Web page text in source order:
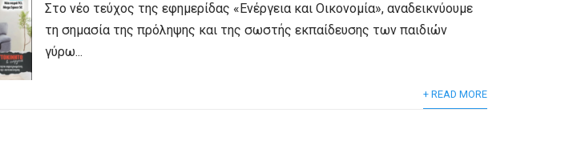
Στο νέο τεύχος της εφημερίδας «Ενέργεια και Οικονομία», αναδεικνύουμε
τη σημασία της πρόληψης και της σωστής εκπαίδευσης των παιδιών
γύρω...
+ READ MORE